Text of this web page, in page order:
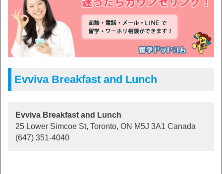
Evviva Breakfast and Lunch
Evviva Breakfast and Lunch
25 Lower Simcoe St, Toronto, ON M5J 3A1 Canada
(647) 351-4040